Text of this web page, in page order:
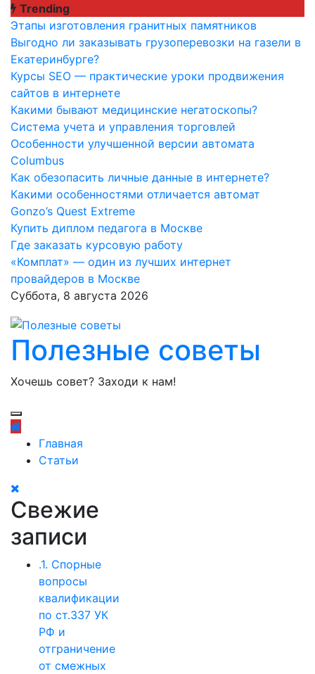
Перейти
содержимому
Trending
Этапы изготовления гранитных памятников
Выгодно ли заказывать грузоперевозки на газели в
Екатеринбурге?
Курсы SEO — практические уроки продвижения
сайтов в интернете
Какими бывают медицинские негатоскопы?
Система учета и управления торговлей
Особенности улучшенной версии автомата
Columbus
Как обезопасить личные данные в интернете?
Какими особенностями отличается автомат
Gonzo’s Quest Extreme
Купить диплом педагога в Москве
Где заказать курсовую работу
«Комплат» — один из лучших интернет
провайдеров в Москве
Суббота, 8 августа 2026
Полезные советы
Хочешь совет? Заходи к нам!
Главная
Статьи
Свежие
записи
.1. Спорные
вопросы
квалификации
по ст.337 УК
РФ и
отграничение
от смежных